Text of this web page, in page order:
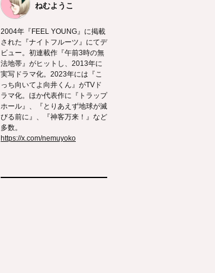
ねむようこ
2004年『FEEL YOUNG』に掲載
された『ナイトフルーツ』にてデ
ビュー。初連載作『午前3時の無
法地帯』がヒットし、2013年に
実写ドラマ化。2023年には『こ
っち向いてよ向井くん』がTVド
ラマ化。ほか代表作に『トラップ
ホール』、『とりあえず地球が滅
びる前に』、『神客万来！』など
多数。
https://x.com/nemuyoko